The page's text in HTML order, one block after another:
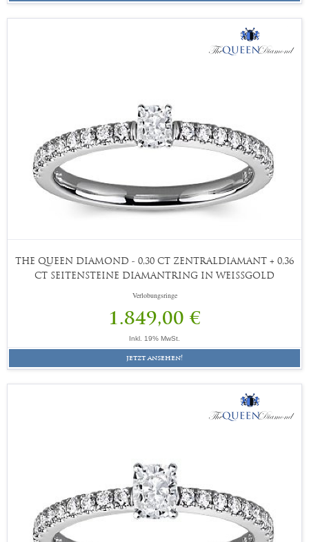
THE QUEEN DIAMOND - 0,30 CT ZENTRALDIAMANT + 0,36
CT SEITENSTEINE DIAMANTRING IN WEISSGOLD
Verlobungsringe
1.849,00 €
Inkl. 19% MwSt.
jetzt ansehen!